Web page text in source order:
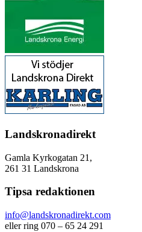
Landskronadirekt
Gamla Kyrkogatan 21,
261 31 Landskrona
Tipsa redaktionen
info@landskronadirekt.com
eller ring 070 – 65 24 291